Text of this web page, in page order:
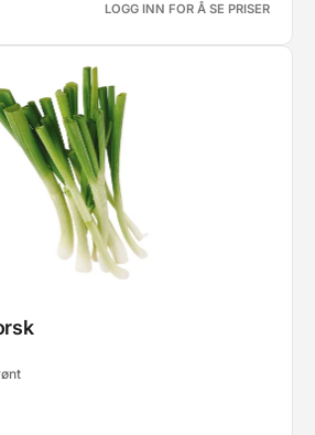
LOGG INN FOR Å SE PRISER